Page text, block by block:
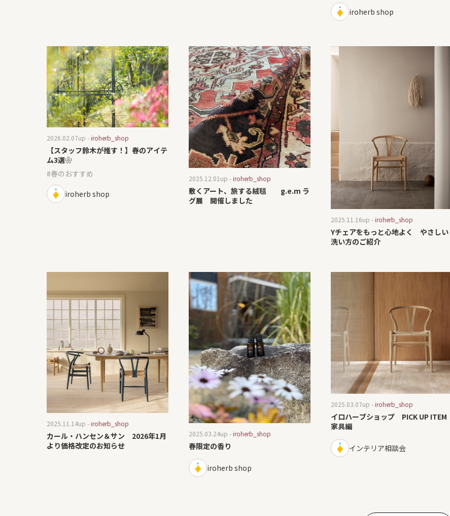
iroherb shop
【スタッフ鈴木が推す！】春のアイテ
ム3選❀
2026.02.07up -iroherb_shop
春のおすすめ
iroherb shop
敷くアート、旅する絨毯 g.e.m ラ
グ展 開催しました
2025.12.01 up -iroherb_shop
Yチェアをもっと心地よく やさしい
洗い方のご紹介
2025.11.16up -iroherb_shop
カール・ハンセン＆サン 2026年1月
より価格改定のお知らせ
2025.11.14up -iroherb_shop
春限定の香り
2025.03.24up -iroherb_shop
iroherb shop
イロハーブショップ PICK UP ITEM
家具編
2025.03.07up -iroherb_shop
インテリア相談会